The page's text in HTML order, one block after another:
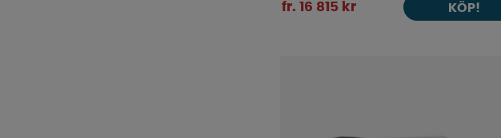
fr. 16 815 kr KÖP!